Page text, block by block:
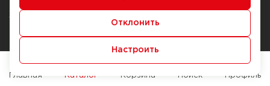
Журнал
Наши марки
Брендирование
Служба контроля качества
Отклонить
Настроить
Главная Каталог Корзина Поиск Профиль